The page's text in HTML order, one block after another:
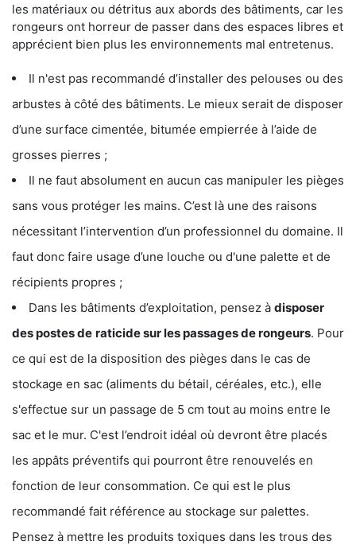
les matériaux ou détritus aux abords des bâtiments, car les
rongeurs ont horreur de passer dans des espaces libres et
apprécient bien plus les environnements mal entretenus.
Il n'est pas recommandé d’installer des pelouses ou des
arbustes à côté des bâtiments. Le mieux serait de disposer
d’une surface cimentée, bitumée empierrée à l’aide de
grosses pierres ;
Il ne faut absolument en aucun cas manipuler les pièges
sans vous protéger les mains. C’est là une des raisons
nécessitant l’intervention d’un professionnel du domaine. Il
faut donc faire usage d’une louche ou d'une palette et de
récipients propres ;
Dans les bâtiments d’exploitation, pensez à disposer
des postes de raticide sur les passages de rongeurs. Pour
ce qui est de la disposition des pièges dans le cas de
stockage en sac (aliments du bétail, céréales, etc.), elle
s'effectue sur un passage de 5 cm tout au moins entre le
sac et le mur. C'est l’endroit idéal où devront être placés
les appâts préventifs qui pourront être renouvelés en
fonction de leur consommation. Ce qui est le plus
recommandé fait référence au stockage sur palettes.
Pensez à mettre les produits toxiques dans les trous des